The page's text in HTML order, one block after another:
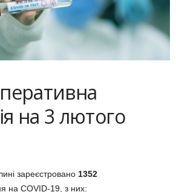
на 3 лютого
зареєстровано 1352
на COVID-19, з них: